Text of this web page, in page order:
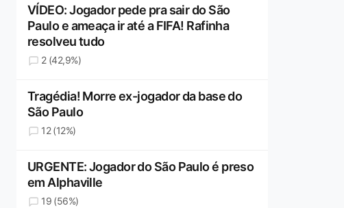
VÍDEO: Jogador pede pra sair do São
Paulo e ameaça ir até a FIFA! Rafinha
resolveu tudo
2 (42,9%)
Tragédia! Morre ex-jogador da base do
São Paulo
12 (12%)
URGENTE: Jogador do São Paulo é preso
em Alphaville
19 (56%)